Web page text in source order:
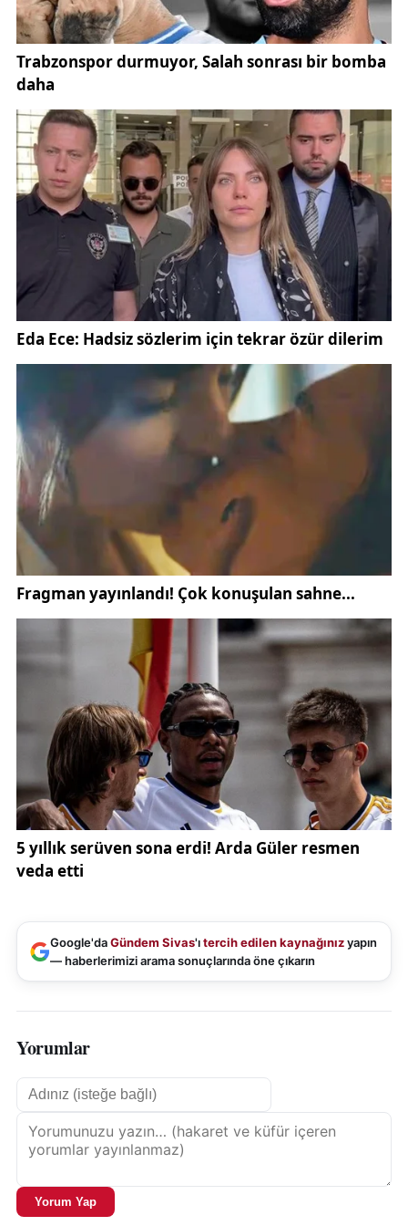
Ziyaret boyunca kamu-kurum iş birliği, planlanan
yatırımlar ve yerel yönetimlerin koordineli
çalışmasının önemi ele alındı. Vali Şimşek’in mesajı
netti: “Sivas’ın her köşesi bizim için kıymetlidir,
İmranlı’nın gelişimi için var gücümüzle çalışacağız.”
Google'daGündem Sivas'ıtercih edilen kaynağınızyapın
— haberlerimizi arama sonuçlarında öne çıkarın
Yorumlar
Yorum Yap